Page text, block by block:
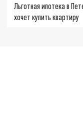
Льготная ипотека в
хочет купить квартиру